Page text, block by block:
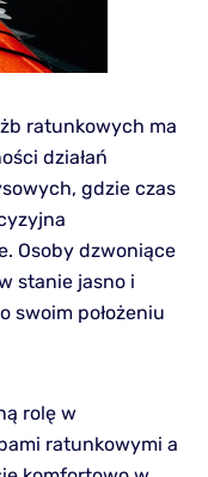
ratunkowych ma
działań
gdzie czas
Osoby dzwoniące
stanie jasno i
swoim położeniu
rolę w
ratunkowymi a